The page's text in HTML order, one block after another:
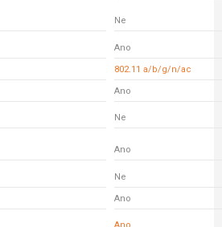
Ne
Ano
802.11 a/b/g/n/ac
Ano
Ne
Ano
Ne
Ano